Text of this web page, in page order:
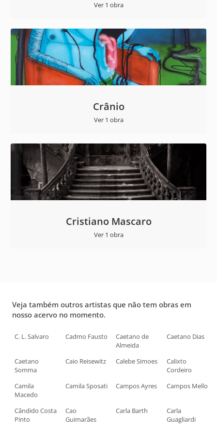
Ver 1 obra
Crânio
Ver 1 obra
Cristiano Mascaro
Ver 1 obra
Veja também outros artistas que não tem obras em
nosso acervo no momento.
C. L. Salvaro Cadmo Fausto
Caetano de
Almeida
Caetano Dias
Caetano
Somma
Caio Reisewitz Calebe Simoes
Calixto
Cordeiro
Camila
Macedo
Camila Sposati Campos Ayres Campos Mello
Cândido Costa
Pinto
Cao
Guimarães
Carla Barth
Carla
Guagliardi